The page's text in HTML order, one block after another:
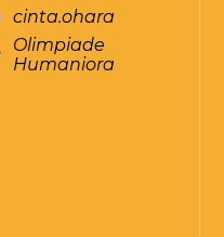
cinta.ohara
Olimpiade
Humaniora